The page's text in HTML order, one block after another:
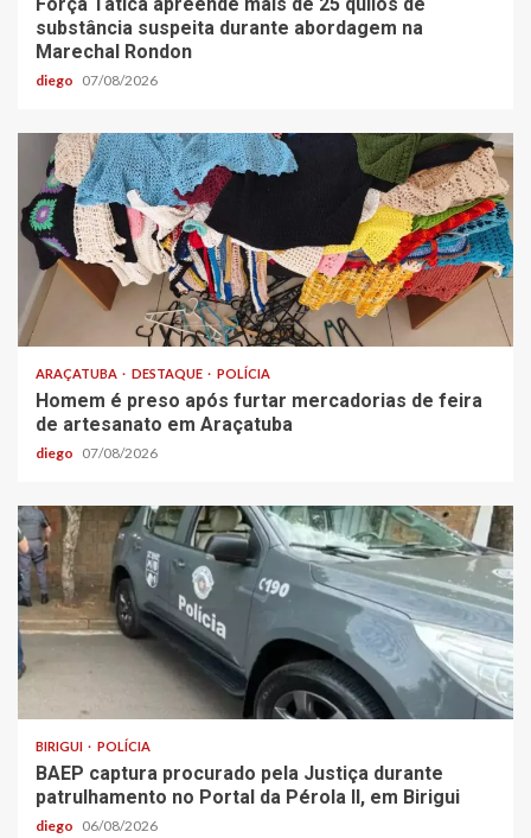
Força Tática apreende mais de 25 quilos de
substância suspeita durante abordagem na
Marechal Rondon
diego 07/08/2026
ARAÇATUBA DESTAQUE POLÍCIA
Homem é preso após furtar mercadorias de feira
de artesanato em Araçatuba
diego 07/08/2026
BIRIGUI POLÍCIA
BAEP captura procurado pela Justiça durante
patrulhamento no Portal da Pérola ll, em Birigui
diego 06/08/2026